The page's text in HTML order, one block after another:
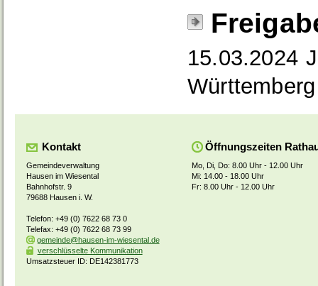
15.03.2024
Württemberg
Kontakt
Gemeindeverwaltung
Hausen im Wiesental
Bahnhofstr. 9
79688 Hausen i. W.
Telefon: +49 (0) 7622 68 73 0
Telefax: +49 (0) 7622 68 73 99
gemeinde@hausen-im-wiesental.de
verschlüsselte Kommunikation
Umsatzsteuer ID: DE142381773
Öffnungszeiten
Mo, Di, Do: 8.00 Uhr - 12.00 Uhr
Mi: 14.00 - 18.00 Uhr
Fr: 8.00 Uhr - 12.00 Uhr